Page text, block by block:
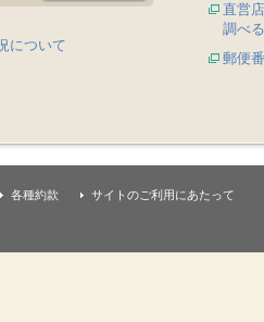
について
直営
調べる
郵便
各種約款 サイトのご利用にあたって